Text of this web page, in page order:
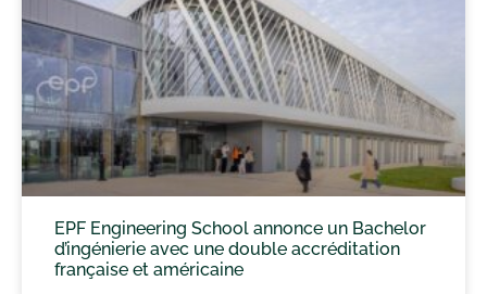
EPF Engineering School annonce un Bachelor
d’ingénierie avec une double accréditation
française et américaine